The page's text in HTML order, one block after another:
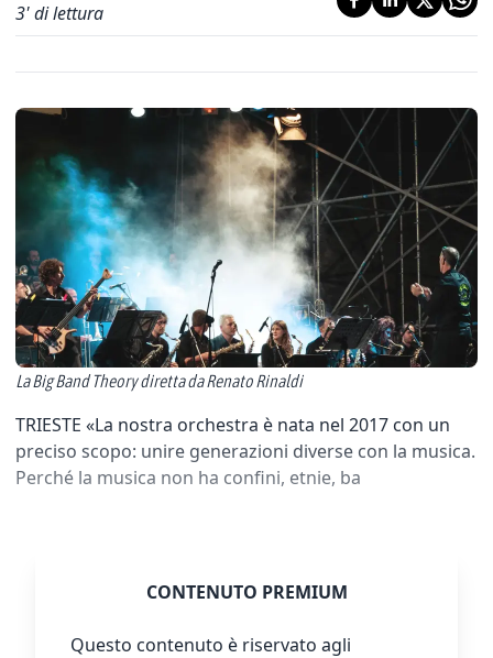
3' di lettura
La Big Band Theory diretta da Renato Rinaldi
TRIESTE «La nostra orchestra è nata nel 2017 con un
preciso scopo: unire generazioni diverse con la musica.
Perché la musica non ha confini, etnie, ba
CONTENUTO PREMIUM
Questo contenuto è riservato agli